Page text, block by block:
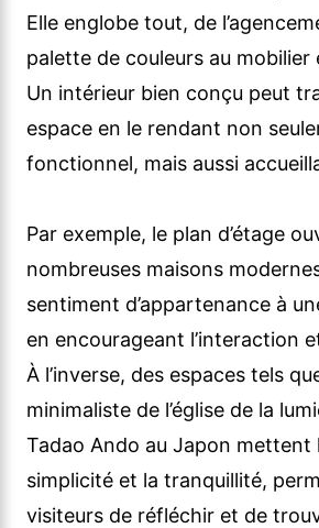
Elle englobe tout, de
palette de couleurs au mobilier
Un intérieur bien conçu peut
espace en le rendant non
fonctionnel, mais aussi
Par exemple, le plan d’étage
nombreuses maisons
sentiment d’appartenance à
en encourageant l’interaction
À l’inverse, des espaces tels
minimaliste de l’église de la
Tadao Ando au Japon mettent
simplicité et la tranquillité,
visiteurs de réfléchir et de